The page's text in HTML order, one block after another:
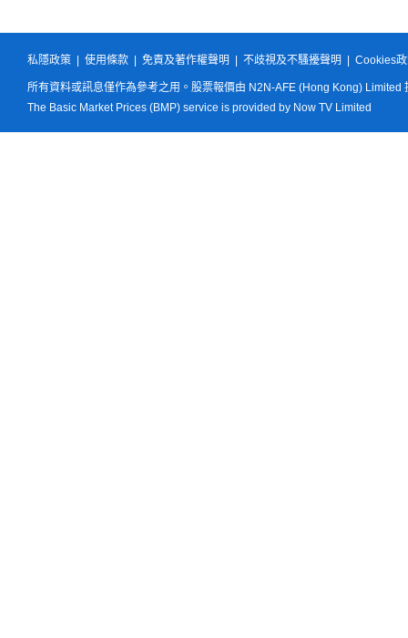
私隱政策 使用條款 免責及著作權聲明 不歧視及不騷擾聲明 Cookies
所有資料或訊息僅作為參考之用。股票報價由 N2N-AFE (Hong Kong) Limited
The Basic Market Prices (BMP) service is provided by Now TV Limited